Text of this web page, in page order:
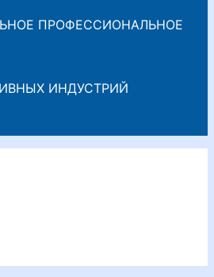
ПРОФЕССИОНАЛЬНОЕ
ИНДУСТРИЙ